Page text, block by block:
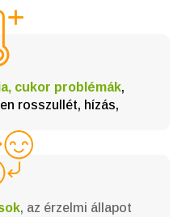
cukor problémák,
rosszullét, hízás,
, az érzelmi állapot